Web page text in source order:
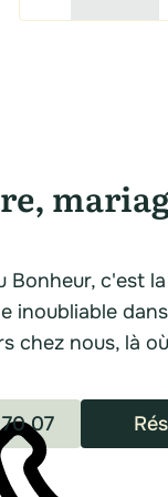
Bonheur, c'est
inoubliable
chez nous, là
07